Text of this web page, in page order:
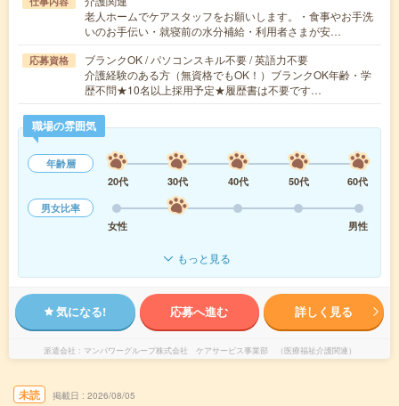
老人ホームでケアスタッフをお願いします。・食事やお手洗
いのお手伝い・就寝前の水分補給・利用者さまが安…
応募資格
ブランクOK / パソコンスキル不要 / 英語力不要
介護経験のある方（無資格でもOK！）ブランクOK年齢・学
歴不問★10名以上採用予定★履歴書は不要です…
職場の雰囲気
年齢層
20代
30代 40代 50代
60代
男女比率
女性
男性
もっと見る
気になる! 応募へ進む 詳しく見る
派遣会社 マンパワーグループ株式会社 ケアサービス事業部 （医療福祉介護関連）
未読 掲載日 2026/08/05